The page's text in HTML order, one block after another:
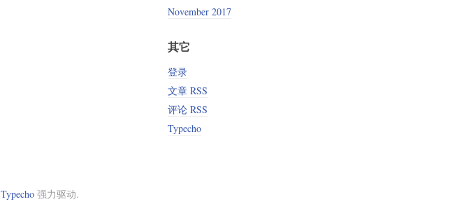
November 2017
其它
登录
文章 RSS
评论 RSS
Typecho
Typecho强力驱动.